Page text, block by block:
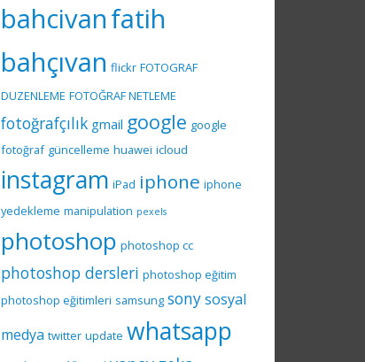
bahcivanfatih
bahçıvan flickr FOTOGRAF
DUZENLEME FOTOĞRAF NETLEME
fotoğrafçılık gmail google google
fotoğraf güncelleme huawei icloud
instagram iPad iphone iphone
yedekleme manipulation pexels
photoshop photoshop cc
photoshop dersleri photoshop eğitim
photoshop eğitimleri samsung sonysosyal
medya twitter update whatsapp